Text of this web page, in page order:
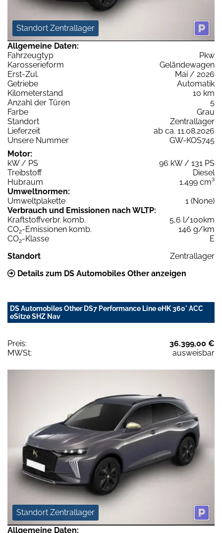
Standort Zentrallager
Allgemeine Daten:
Fahrzeugtyp
Pkw
Karosserieform
Geländewagen
Erst-Zul.
Mai / 2026
Getriebe
Automatik
Kilometerstand
10 km
Anzahl der Türen
5
Farbe
Grau
Standort
Zentrallager
Lieferzeit
ab ca. 11.08.2026
Unsere Nummer
GW-KOS745
Motor:
kW / PS
96 kW / 131 PS
Treibstoff
Diesel
Hubraum
1.499 cm³
Umweltnormen:
Umweltplakette
1 (None)
Verbrauch und Emissionen nach WLTP:
Kraftstoffverbr. komb.
5,6 l/100km
CO2-Emissionen komb.
146 g/km
CO2-Klasse
E
Standort
Zentrallager
Details zum DS Automobiles Other anzeigen
DS Automobiles Other DS7 Performance Line eHK 360° ACC
eSitze SHZ Nav
Preis:
36.399,00 €
MWSt:
ausweisbar
Standort Zentrallager
Allgemeine Daten: